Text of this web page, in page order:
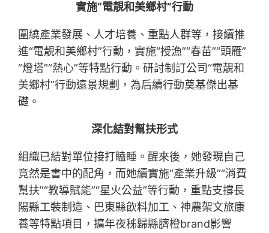
實施“電靚和美鄉村”行動
圍繞產業發展、人才培養、重點人群等，接續推
進“電靚和美鄉村”行動，實施“授漁”“春苗”“頭雁”
“燈塔”“熱心”等特點行動。研討制訂公司“電靚和
美鄉村”行動遠景規劃，為后續行動奠基傑出基
礎。
深化結對幫扶形式
組織已結對單位接打瞌睡。醒來後，她發現自己
竟然是書中的配角，而她續實施“產業升級”“消費
幫扶”“教導賦能”“星火公益”等行動，重點支撐長
陽縣工裝制造、巴東縣飲料加工、神農架文旅康
養等特點項目，擴年夜秭歸縣臍橙brand影響